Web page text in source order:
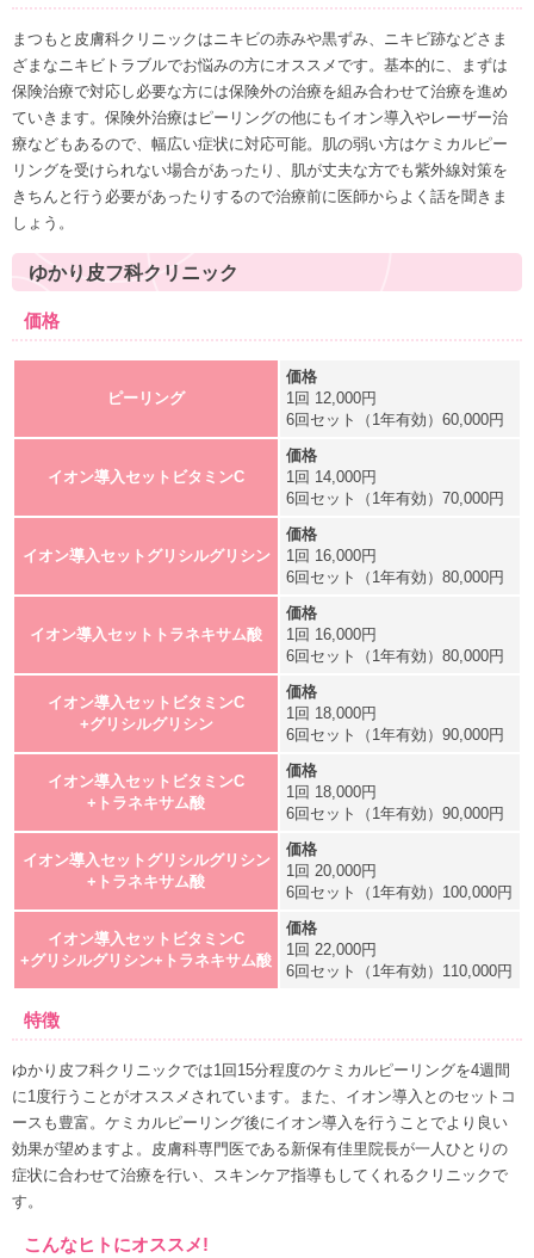
まつもと皮膚科クリニックはニキビの赤みや黒ずみ、ニキビ跡などさま
ざまなニキビトラブルでお悩みの方にオススメです。基本的に、まずは
保険治療で対応し必要な方には保険外の治療を組み合わせて治療を進め
ていきます。保険外治療はピーリングの他にもイオン導入やレーザー治
療などもあるので、幅広い症状に対応可能。肌の弱い方はケミカルピー
リングを受けられない場合があったり、肌が丈夫な方でも紫外線対策を
きちんと行う必要があったりするので治療前に医師からよく話を聞きま
しょう。
ゆかり皮フ科クリニック
価格
ピーリング
1回 12,000円
6回セット（1年有効）60,000円
イオン導入セットビタミンC
1回 14,000円
6回セット（1年有効）70,000円
イオン導入セットグリシルグリシン
1回 16,000円
6回セット（1年有効）80,000円
イオン導入セットトラネキサム酸
1回 16,000円
6回セット（1年有効）80,000円
イオン導入セットビタミンC
+グリシルグリシン
1回 18,000円
6回セット（1年有効）90,000円
イオン導入セットビタミンC
+トラネキサム酸
1回 18,000円
6回セット（1年有効）90,000円
イオン導入セットグリシルグリシン
+トラネキサム酸
1回 20,000円
6回セット（1年有効）100,000円
イオン導入セットビタミンC
+グリシルグリシン+トラネキサム酸
1回 22,000円
6回セット（1年有効）110,000円
特徴
ゆかり皮フ科クリニックでは1回15分程度のケミカルピーリングを4週間
に1度行うことがオススメされています。また、イオン導入とのセットコ
ースも豊富。ケミカルピーリング後にイオン導入を行うことでより良い
効果が望めますよ。皮膚科専門医である新保有佳里院長が一人ひとりの
症状に合わせて治療を行い、スキンケア指導もしてくれるクリニックで
す。
こんなヒトにオススメ!